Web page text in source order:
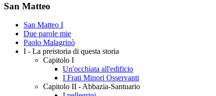
San Matteo
San Matteo I
Due parole mie
Paolo Malagrinò
I - La preistoria di questa storia
Capitolo I
Un'occhiata all'edificio
I Frati Minori Osservanti
Capitolo II - Abbazia-Santuario